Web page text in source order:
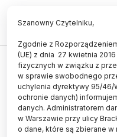
ZIEMIA
Wrocław/
gleby to
dla niej
Szanowny Czytelniku,
Zgodnie z
(UE) z dnia 27 kwietnia
fizycznych w związku z
w sprawie swobodnego
uchylenia dyrektywy 95/46/
ochronie danych)
danych. Administratorem
w Warszawie przy ulicy
o dane, które są zbierane